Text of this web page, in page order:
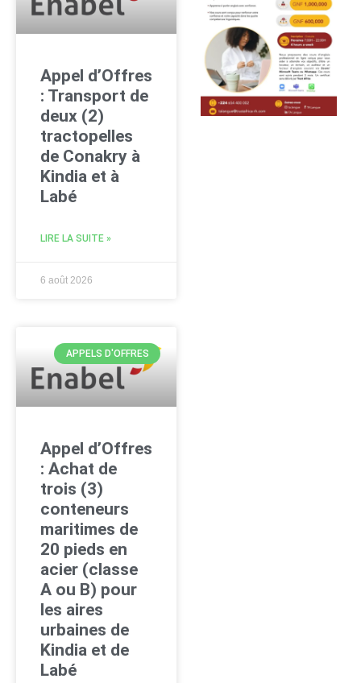
Appel d’Offres
: Transport de
deux (2)
tractopelles
de Conakry à
Kindia et à
Labé
LIRE LA SUITE »
6 août 2026
APPELS D'OFFRES
Appel d’Offres
: Achat de
trois (3)
conteneurs
maritimes de
20 pieds en
acier (classe
A ou B) pour
les aires
urbaines de
Kindia et de
Labé